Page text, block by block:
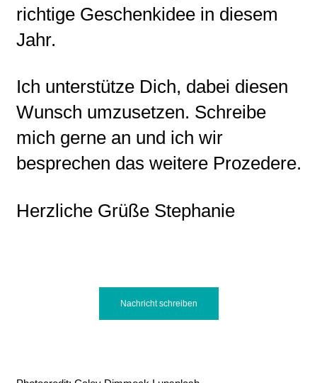
richtige Geschenkidee in diesem
Jahr.
Ich unterstütze Dich, dabei diesen
Wunsch umzusetzen. Schreibe
mich gerne an und ich wir
besprechen das weitere Prozedere.
Herzliche Grüße Stephanie
Nachricht schreiben